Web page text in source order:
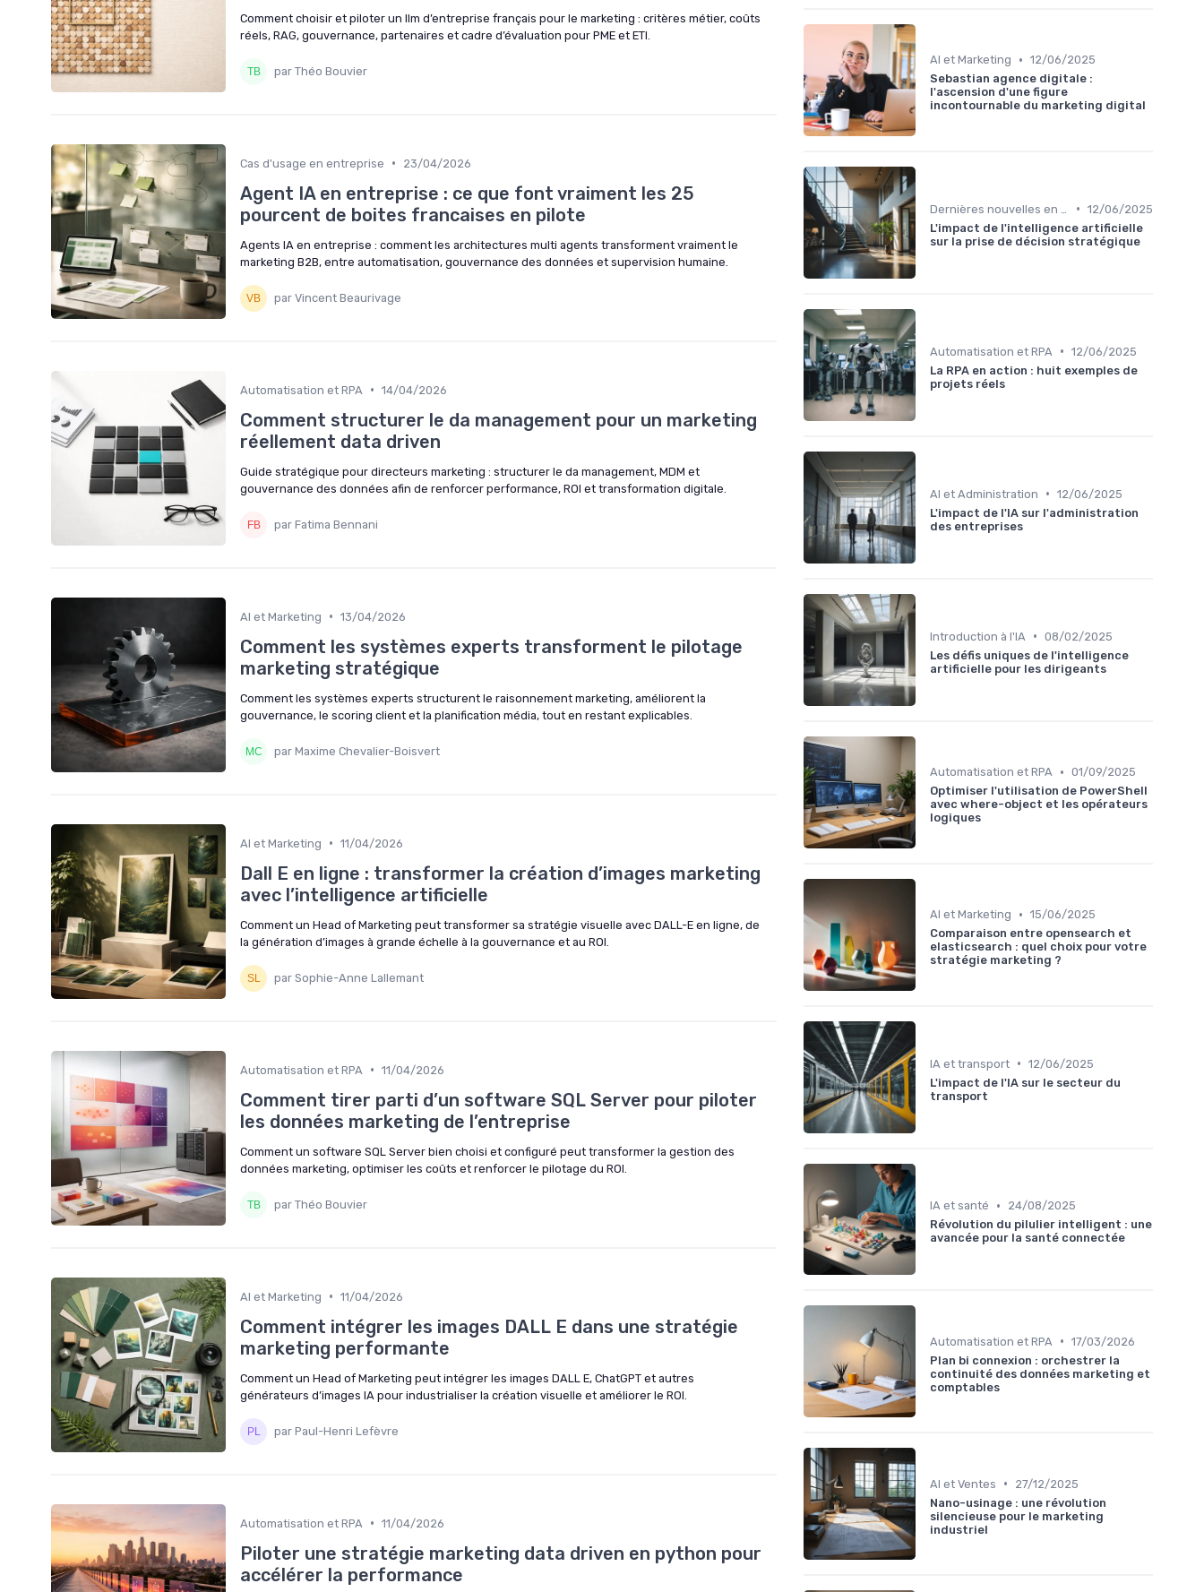
Comment choisir et piloter un llm d’entreprise français pour le marketing : critères métier, coûts
réels, RAG, gouvernance, partenaires et cadre d’évaluation pour PME et ETI.
par Théo Bouvier
Cas d'usage en entreprise • 23/04/2026
Agent IA en entreprise : ce que font vraiment les 25
pourcent de boites francaises en pilote
Agents IA en entreprise : comment les architectures multi agents transforment vraiment le
marketing B2B, entre automatisation, gouvernance des données et supervision humaine.
par Vincent Beaurivage
Automatisation et RPA • 14/04/2026
Comment structurer le da management pour un marketing
réellement data driven
Guide stratégique pour directeurs marketing : structurer le da management, MDM et
gouvernance des données afin de renforcer performance, ROI et transformation digitale.
par Fatima Bennani
AI et Marketing • 13/04/2026
Comment les systèmes experts transforment le pilotage
marketing stratégique
Comment les systèmes experts structurent le raisonnement marketing, améliorent la
gouvernance, le scoring client et la planification média, tout en restant explicables.
par Maxime Chevalier-Boisvert
AI et Marketing • 11/04/2026
Dall E en ligne : transformer la création d’images marketing
avec l’intelligence artificielle
Comment un Head of Marketing peut transformer sa stratégie visuelle avec DALL-E en ligne, de
la génération d’images à grande échelle à la gouvernance et au ROI.
par Sophie-Anne Lallemant
Automatisation et RPA • 11/04/2026
Comment tirer parti d’un software SQL Server pour piloter
les données marketing de l’entreprise
Comment un software SQL Server bien choisi et configuré peut transformer la gestion des
données marketing, optimiser les coûts et renforcer le pilotage du ROI.
par Théo Bouvier
AI et Marketing • 11/04/2026
Comment intégrer les images DALL E dans une stratégie
marketing performante
Comment un Head of Marketing peut intégrer les images DALL E, ChatGPT et autres
générateurs d’images IA pour industrialiser la création visuelle et améliorer le ROI.
par Paul-Henri Lefèvre
Automatisation et RPA • 11/04/2026
Piloter une stratégie marketing data driven en python pour
accélérer la performance
AI et Marketing • 12/06/2025
Sebastian agence digitale :
l'ascension d'une figure
incontournable du marketing digital
• 12/06/2025
L'impact de l'intelligence artificielle
sur la prise de décision stratégique
Automatisation et RPA • 12/06/2025
La RPA en action : huit exemples de
projets réels
AI et Administration • 12/06/2025
L'impact de l'IA sur l'administration
des entreprises
Introduction à l'IA • 08/02/2025
Les défis uniques de l'intelligence
artificielle pour les dirigeants
Automatisation et RPA • 01/09/2025
Optimiser l'utilisation de PowerShell
avec where-object et les opérateurs
logiques
AI et Marketing • 15/06/2025
Comparaison entre opensearch et
elasticsearch : quel choix pour votre
stratégie marketing ?
IA et transport • 12/06/2025
L'impact de l'IA sur le secteur du
transport
IA et santé •
24/08/2025
Révolution du pilulier intelligent : une
avancée pour la santé connectée
Automatisation et RPA • 17/03/2026
Plan bi connexion : orchestrer la
continuité des données marketing et
comptables
AI et Ventes •
27/12/2025
Nano-usinage : une révolution
silencieuse pour le marketing
industriel